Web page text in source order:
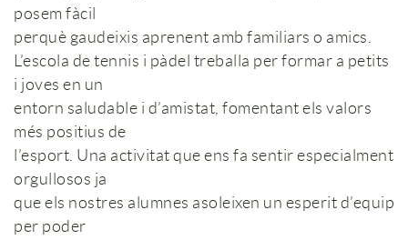
posem fàcil
perquè gaudeixis aprenent amb familiars o amics.
L’escola de tennis i pàdel treballa per formar a petits
i joves en un
entorn saludable i d’amistat, fomentant els valors
més positius de
l’esport. Una activitat que ens fa sentir especialment
orgullosos ja
que els nostres alumnes asoleixen un esperit d’equip
per poder